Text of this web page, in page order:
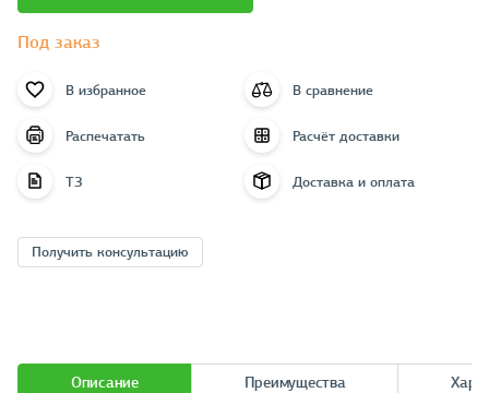
Под заказ
В избранное В сравнение
Распечатать Расчёт доставки
ТЗ Доставка и оплата
Получить консультацию
Описание Преимущества